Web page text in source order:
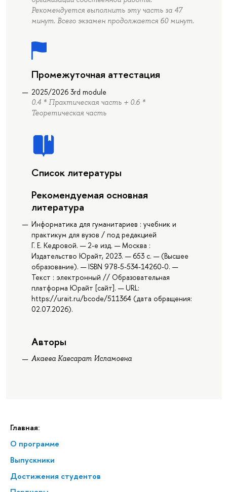
Главная:
О программе
Выпускники
Достижения студентов
Рекомендуется выполнить эту часть за 47
минут. Всего экзамен продолжается 60 минут.
Промежуточная аттестация
2025/2026 3rd module
0.4 * Практическая часть + 0.6 *
Теоретическая часть
Список литературы
Рекомендуемая основная
литература
Информатика для гуманитариев : учебник и
практикум для вузов / под редакцией
Г. Е. Кедровой. — 2-е изд. — Москва :
Издательство Юрайт, 2023. — 653 с. — (Высшее
образование). — ISBN 978-5-534-14260-0. —
Текст : электронный // Образовательная
платформа Юрайт [сайт]. — URL:
https://urait.ru/bcode/511364 (дата обращения:
02.07.2026).
Авторы
Акаева Кавсарат Исламовна